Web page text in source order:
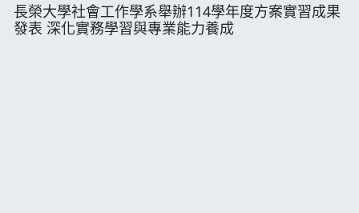
長榮大學社會工作學系舉辦114學年度方案實習成果
發表 深化實務學習與專業能力養成